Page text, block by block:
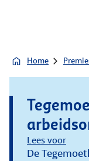
Home
Lees voor
De